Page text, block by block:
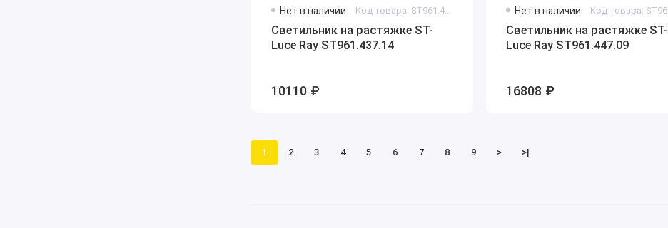
Нет в наличии Код товара: ST961.437.14
Светильник на растяжке ST-
Luce Ray ST961.437.14
10110 ₽
Нет в наличии
Светильник на растяжке ST-
Luce Ray ST961.447.09
16808 ₽
1 2 3 4 5 6 7 8 9 > >|